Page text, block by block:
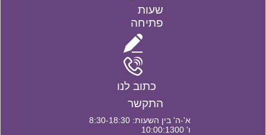
שעות
פתיחה
כתוב לנו
התקשר
א'-ה' בין השעות: 8:30-18:30
ו' 10:00:1300